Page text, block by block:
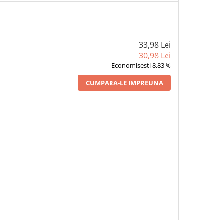
33,98 Lei
30,98 Lei
Economisesti 8,83 %
CUMPARA-LE IMPREUNA